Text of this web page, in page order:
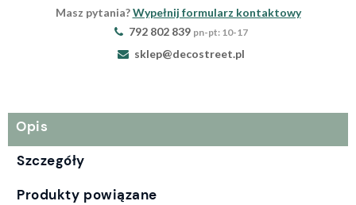
Masz pytania?Wypełnij formularz kontaktowy
792 802 839 pn-pt: 10-17
sklep@decostreet.pl
Opis
Szczegóły
Produkty powiązane